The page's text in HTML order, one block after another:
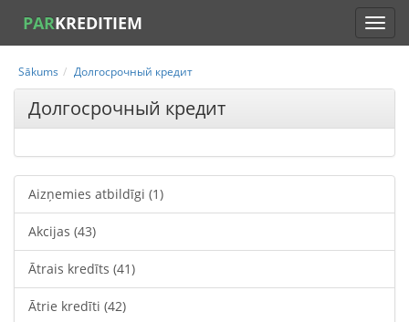
PARKREDITIEM
Sākums Долгосрочный кредит
Долгосрочный кредит
Aizņemies atbildīgi (1)
Akcijas (43)
Ātrais kredīts (41)
Ātrie kredīti (42)